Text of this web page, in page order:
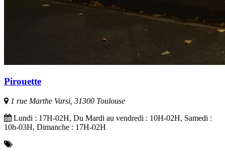
Pirouette
1 rue Marthe Varsi, 31300 Toulouse
Lundi : 17H-02H, Du Mardi au vendredi : 10H-02H, Samedi :
10h-03H, Dimanche : 17H-02H